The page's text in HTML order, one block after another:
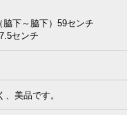
下～脇下）59センチ
センチ
美品です。